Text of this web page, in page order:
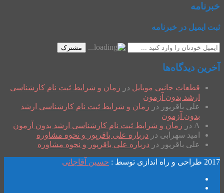
خبرنامه
ثبت ایمیل در خبرنامه
مشترک
آخرین دیدگاه‌ها
قطعات جانبی موبایل در زمان و شرایط ثبت نام کارشناسی
ارشد بدون آزمون
علی باقرپور در زمان و شرایط ثبت نام کارشناسی ارشد
بدون آزمون
A در زمان و شرایط ثبت نام کارشناسی ارشد بدون آزمون
امید سهرابی در درباره علی باقرپور و نحوه مشاوره
علی باقرپور در درباره علی باقرپور و نحوه مشاوره
2017 طراحی و راه اندازی توسط : حسین آقاجانی